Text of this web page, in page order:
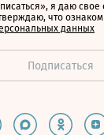
я даю свое
что
данных